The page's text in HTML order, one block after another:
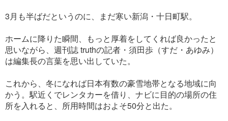
3月も半ばだというのに、まだ寒い新潟・十日町駅。
ホームに降りた瞬間、もっと厚着をしてくれば良かったと
思いながら、週刊誌 truthの記者・須田歩（すだ・あゆみ）
は編集長の言葉を思い出していた。
これから、冬になれば日本有数の豪雪地帯となる地域に向
かう。駅近くでレンタカーを借り、ナビに目的の場所の住
所を入れると、所用時間はおよそ50分と出た。